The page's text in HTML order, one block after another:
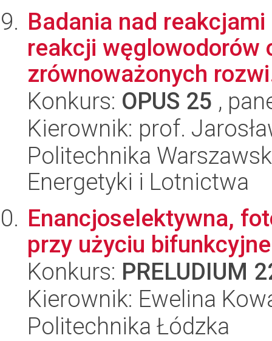
Badania nad
reakcji węglowodorów
zrównoważonych
Konkurs: OPUS 25 ,
Kierownik: prof.
Politechnika
Energetyki i Lotnictwa
Enancjoselektywna,
przy użyciu
Konkurs: PRELUDIUM
Kierownik: Ewelina
Politechnika Łódzka